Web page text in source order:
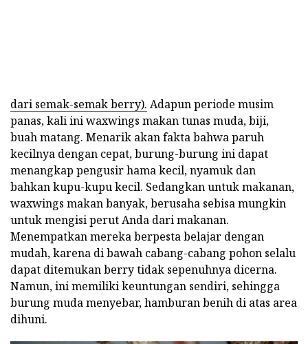
dari semak-semak berry). Adapun periode musim
panas, kali ini waxwings makan tunas muda, biji,
buah matang. Menarik akan fakta bahwa paruh
kecilnya dengan cepat, burung-burung ini dapat
menangkap pengusir hama kecil, nyamuk dan
bahkan kupu-kupu kecil. Sedangkan untuk makanan,
waxwings makan banyak, berusaha sebisa mungkin
untuk mengisi perut Anda dari makanan.
Menempatkan mereka berpesta belajar dengan
mudah, karena di bawah cabang-cabang pohon selalu
dapat ditemukan berry tidak sepenuhnya dicerna.
Namun, ini memiliki keuntungan sendiri, sehingga
burung muda menyebar, hamburan benih di atas area
dihuni.